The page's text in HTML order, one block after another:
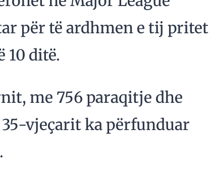
për të ardhmen e tij pritet
10 ditë.
me 756 paraqitje dhe
vjeçarit ka përfunduar